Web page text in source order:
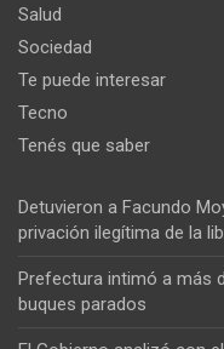
Salud
Sociedad
Te puede interesar
Tecno
Tenés que saber
Detuvieron a Facundo
privación ilegítima de la
Prefectura intimó a más
buques parados